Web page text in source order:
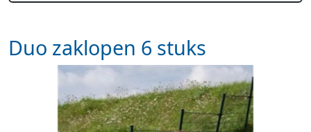
Duo zaklopen 6 stuks